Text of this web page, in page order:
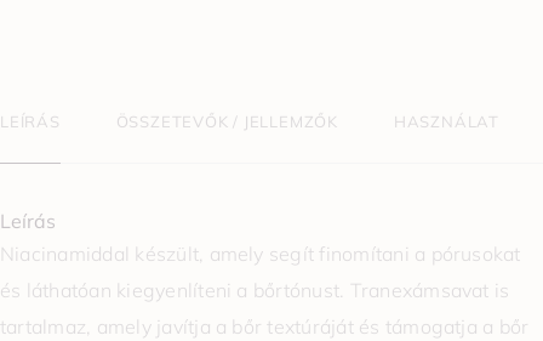
LEÍRÁS ÖSSZETEVŐK / JELLEMZŐK HASZNÁLAT
Leírás
Niacinamiddal készült, amely segít finomítani a pórusokat
és láthatóan kiegyenlíteni a bőrtónust. Tranexámsavat is
tartalmaz, amely javítja a bőr textúráját és támogatja a bőr